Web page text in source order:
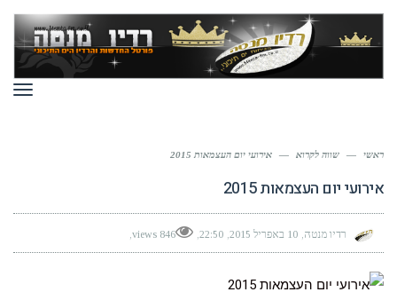
ראשי — שווה לקרוא — אירועי יום העצמאות 2015
אירועי יום העצמאות 2015
רדיו מנטה 10 באפריל 2015 22:50
846 views